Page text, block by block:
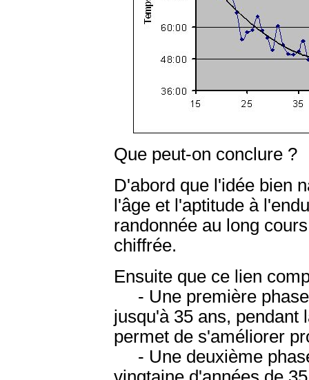
Que peut-on conclure ?
D'abord que l'idée bien
l'âge et l'aptitude à
randonnée au long
chiffrée.
Ensuite que ce lien
- Une première
jusqu'à 35 ans, pendant
permet de s'améliorer
- Une deuxième